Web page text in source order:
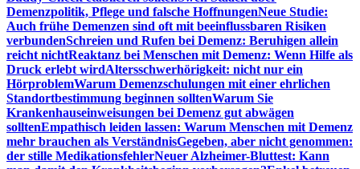
Demenzpolitik, Pflege und falsche HoffnungenNeue Studie:
Auch frühe Demenzen sind oft mit beeinflussbaren Risiken
verbundenSchreien und Rufen bei Demenz: Beruhigen allein
reicht nichtReaktanz bei Menschen mit Demenz: Wenn Hilfe als
Druck erlebt wirdAltersschwerhörigkeit: nicht nur ein
HörproblemWarum Demenzschulungen mit einer ehrlichen
Standortbestimmung beginnen solltenWarum Sie
Krankenhauseinweisungen bei Demenz gut abwägen
solltenEmpathisch leiden lassen: Warum Menschen mit Demenz
mehr brauchen als VerständnisGegeben, aber nicht genommen:
der stille MedikationsfehlerNeuer Alzheimer-Bluttest: Kann